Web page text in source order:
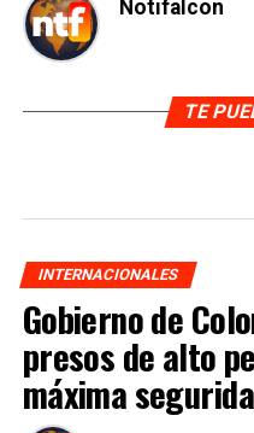
Notifalcon
TE
INTERNACIONALES
Gobierno de
presos de alto
máxima